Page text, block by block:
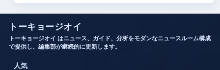
トーキョージオイ
トーキョージオイ はニュース、ガイド、分析をモダンなニュースルーム構成
で提供し、編集部が継続的に更新します。
人気